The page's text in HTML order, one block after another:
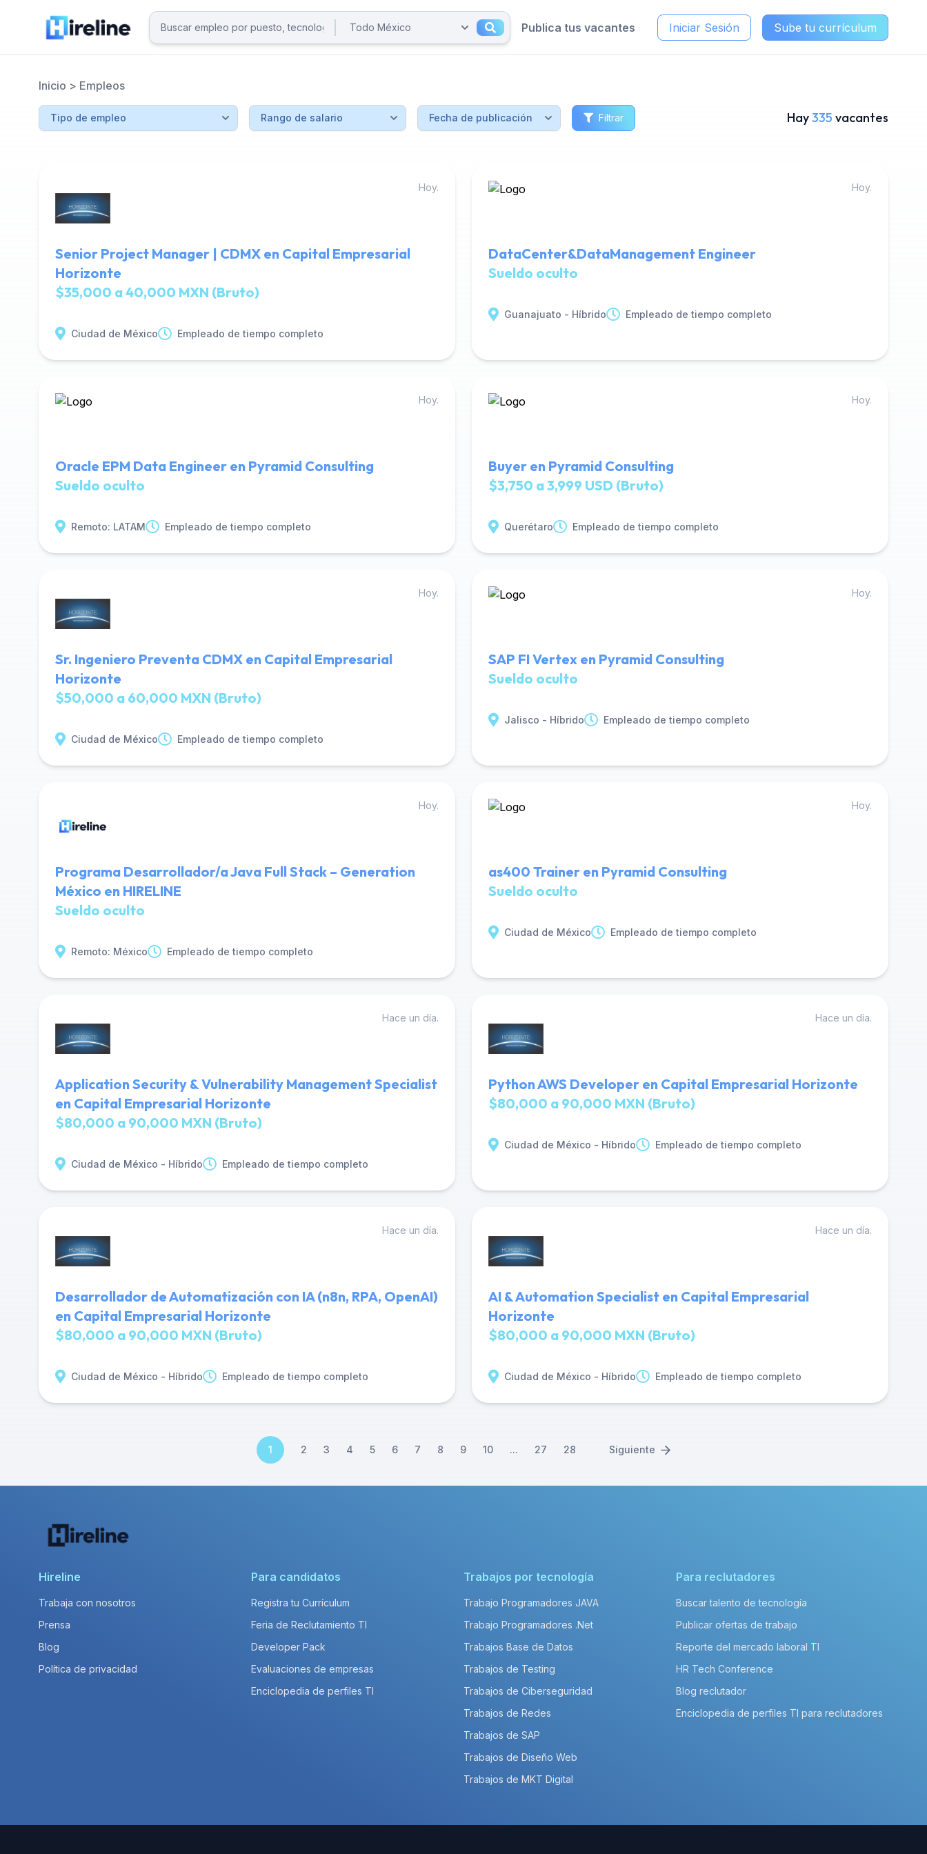
Publica tus vacantes Iniciar Sesión Sube tu currículum
Inicio > Empleos
Filtrar Hay335 vacantes
Hoy.
Senior Project Manager | CDMX en Capital Empresarial
Horizonte
$35,000 a 40,000 MXN (Bruto)
Ciudad de México Empleado de tiempo completo
Hoy.
DataCenter&DataManagement Engineer
Sueldo oculto
Guanajuato - Híbrido Empleado de tiempo completo
Hoy.
Oracle EPM Data Engineer en Pyramid Consulting
Sueldo oculto
Remoto: LATAM Empleado de tiempo completo
Hoy.
Buyer en Pyramid Consulting
$3,750 a 3,999 USD (Bruto)
Querétaro Empleado de tiempo completo
Hoy.
Sr. Ingeniero Preventa CDMX en Capital Empresarial
Horizonte
$50,000 a 60,000 MXN (Bruto)
Ciudad de México Empleado de tiempo completo
Hoy.
SAP FI Vertex en Pyramid Consulting
Sueldo oculto
Jalisco - Híbrido Empleado de tiempo completo
Hoy.
Programa Desarrollador/a Java Full Stack – Generation
México en HIRELINE
Sueldo oculto
Remoto: México Empleado de tiempo completo
Hoy.
as400 Trainer en Pyramid Consulting
Sueldo oculto
Ciudad de México Empleado de tiempo completo
Hace un día.
Application Security & Vulnerability Management Specialist
en Capital Empresarial Horizonte
$80,000 a 90,000 MXN (Bruto)
Ciudad de México - Híbrido Empleado de tiempo completo
Hace un día.
Python AWS Developer en Capital Empresarial Horizonte
$80,000 a 90,000 MXN (Bruto)
Ciudad de México - Híbrido Empleado de tiempo completo
Hace un día.
Desarrollador de Automatización con IA (n8n, RPA, OpenAI)
en Capital Empresarial Horizonte
$80,000 a 90,000 MXN (Bruto)
Ciudad de México - Híbrido Empleado de tiempo completo
Hace un día.
AI & Automation Specialist en Capital Empresarial
Horizonte
$80,000 a 90,000 MXN (Bruto)
Ciudad de México - Híbrido Empleado de tiempo completo
1 2 3 4 5 6 7 8 9 10 ... 27 28 Siguiente
Hireline
Trabaja con nosotros
Prensa
Blog
Política de privacidad
Para candidatos
Registra tu Currículum
Feria de Reclutamiento TI
Developer Pack
Evaluaciones de empresas
Enciclopedia de perfiles TI
Trabajos por tecnología
Trabajo Programadores JAVA
Trabajo Programadores .Net
Trabajos Base de Datos
Trabajos de Testing
Trabajos de Ciberseguridad
Trabajos de Redes
Trabajos de SAP
Trabajos de Diseño Web
Trabajos de MKT Digital
Para reclutadores
Buscar talento de tecnología
Publicar ofertas de trabajo
Reporte del mercado laboral TI
HR Tech Conference
Blog reclutador
Enciclopedia de perfiles TI para reclutadores